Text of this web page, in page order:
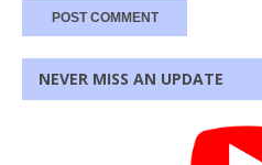
NEVER MISS AN UPDATE